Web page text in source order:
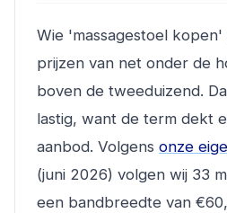
Wie 'massagestoel
prijzen van net onder de
boven de tweeduizend.
lastig, want de term dekt
aanbod. Volgens onze
(juni 2026) volgen wij 33
een bandbreedte van